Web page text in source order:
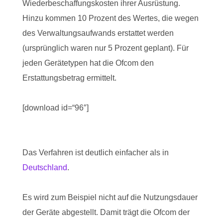
Wiederbeschaffungskosten ihrer Ausrüstung.
Hinzu kommen 10 Prozent des Wertes, die wegen
des Verwaltungsaufwands erstattet werden
(ursprünglich waren nur 5 Prozent geplant). Für
jeden Gerätetypen hat die Ofcom den
Erstattungsbetrag ermittelt.
[download id=“96″]
Das Verfahren ist deutlich einfacher als in
Deutschland.
Es wird zum Beispiel nicht auf die Nutzungsdauer
der Geräte abgestellt. Damit trägt die Ofcom der